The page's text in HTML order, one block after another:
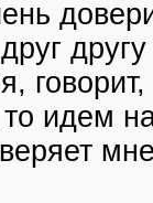
идем